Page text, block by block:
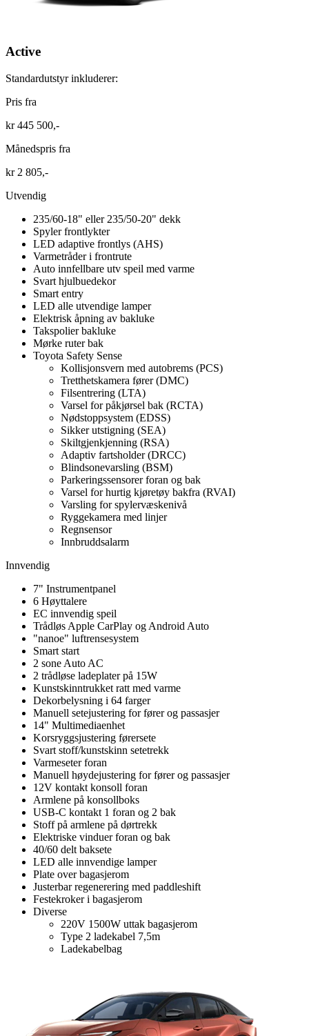
Active
Standardutstyr inkluderer:
Pris fra
kr 445 500,-
Månedspris fra
kr 2 805,-
Utvendig
235/60-18" eller 235/50-20" dekk
Spyler frontlykter
LED adaptive frontlys (AHS)
Varmetråder i frontrute
Auto innfellbare utv speil med varme
Svart hjulbuedekor
Smart entry
LED alle utvendige lamper
Elektrisk åpning av bakluke
Takspolier bakluke
Mørke ruter bak
Toyota Safety Sense
Kollisjonsvern med autobrems (PCS)
Tretthetskamera fører (DMC)
Filsentrering (LTA)
Varsel for påkjørsel bak (RCTA)
Nødstoppsystem (EDSS)
Sikker utstigning (SEA)
Skiltgjenkjenning (RSA)
Adaptiv fartsholder (DRCC)
Blindsonevarsling (BSM)
Parkeringssensorer foran og bak
Varsel for hurtig kjøretøy bakfra (RVAI)
Varsling for spylervæskenivå
Ryggekamera med linjer
Regnsensor
Innbruddsalarm
Innvendig
7" Instrumentpanel
6 Høyttalere
EC innvendig speil
Trådløs Apple CarPlay og Android Auto
"nanoe" luftrensesystem
Smart start
2 sone Auto AC
2 trådløse ladeplater på 15W
Kunstskinntrukket ratt med varme
Dekorbelysning i 64 farger
Manuell setejustering for fører og passasjer
14" Multimediaenhet
Korsryggsjustering førersete
Svart stoff/kunstskinn setetrekk
Varmeseter foran
Manuell høydejustering for fører og passasjer
12V kontakt konsoll foran
Armlene på konsollboks
USB-C kontakt 1 foran og 2 bak
Stoff på armlene på dørtrekk
Elektriske vinduer foran og bak
40/60 delt baksete
LED alle innvendige lamper
Plate over bagasjerom
Justerbar regenerering med paddleshift
Festekroker i bagasjerom
Diverse
220V 1500W uttak bagasjerom
Type 2 ladekabel 7,5m
Ladekabelbag